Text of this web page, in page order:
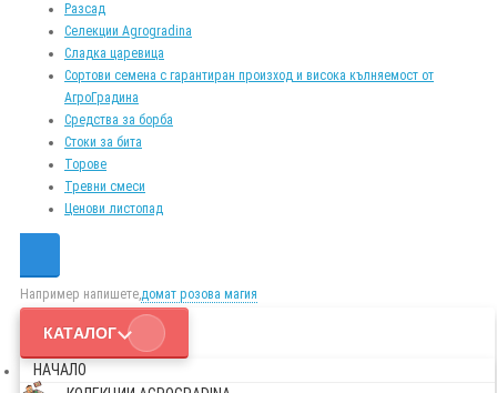
Разсад
Селекции Agrogradina
Сладка царевица
Сортови семена с гарантиран произход и висока кълняемост от
АгроГрадина
Средства за борба
Стоки за бита
Торове
Тревни смеси
Ценови листопад
Например напишете,домат розова магия
КАТАЛОГ
НАЧАЛО